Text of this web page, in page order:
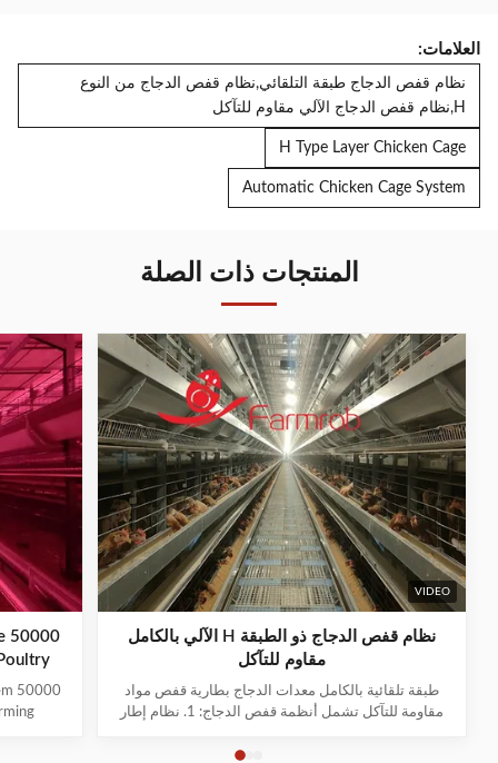
العلامات:
نظام قفص الدجاج طبقة التلقائي,نظام قفص الدجاج من النوع
H,نظام قفص الدجاج الآلي مقاوم للتآكل
H Type Layer Chicken Cage
Automatic Chicken Cage System
المنتجات ذات الصلة
VIDEO
نظام قفص الدجاج ذو الطبقة H الآلي بالكامل
مقاوم للتآكل
طبقة تلقائية بالكامل معدات الدجاج بطارية قفص مواد
مقاومة للتآكل تشمل أنظمة قفص الدجاج: 1. نظام إطار